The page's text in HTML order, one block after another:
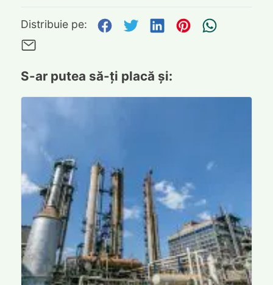
Distribuie pe: Distribuie pe Facebook
Distribuie pe
Distribuie pe
Distribuie
S-ar putea să-ți placă și: